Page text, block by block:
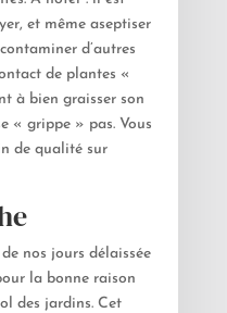
et même aseptiser
d’autres
de plantes «
à bien graisser son
« grippe » pas. Vous
de qualité sur
nos jours délaissée
la bonne raison
des jardins. Cet